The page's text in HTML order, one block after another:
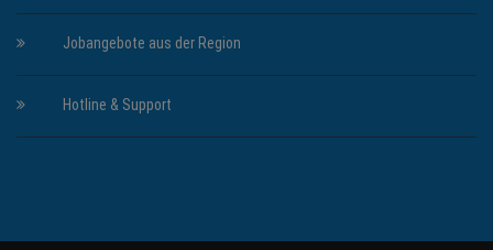
Jobangebote aus der Region
Hotline & Support